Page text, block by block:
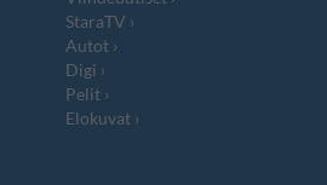
StaraTV
Autot
Digi
Pelit
Elokuvat